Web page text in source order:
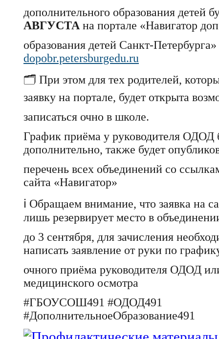
дополнительного образования детей
АВГУСТАна портале «Навигатор
образования детей Санкт-
dopobr.petersburgedu.ru
🗂️ При этом для тех родителей,
заявку на портале, будет открыта
записаться очно в школе.
График приёма у руководителя ОДОД
дополнительно, также будет
перечень всех объединений со
сайта «Навигатор»
ℹ️ Обращаем внимание, что заявка на
лишь резервирует место в
до 3 сентября, для зачисления
написать заявление от руки по
очного приёма руководителя ОДОД
медицинского осмотра
#ГБОУСОШ491 #ОДОД491
#ДополнительноеОбразование491